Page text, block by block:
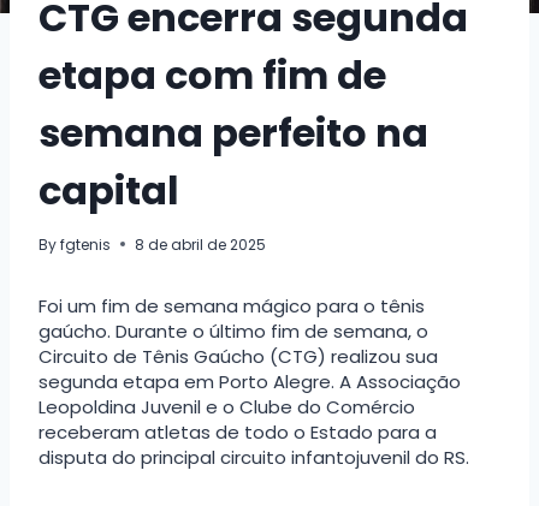
CTG encerra segunda
etapa com fim de
semana perfeito na
capital
Byfgtenis 8 de abril de 2025
Foi um fim de semana mágico para o tênis
gaúcho. Durante o último fim de semana, o
Circuito de Tênis Gaúcho (CTG) realizou sua
segunda etapa em Porto Alegre. A Associação
Leopoldina Juvenil e o Clube do Comércio
receberam atletas de todo o Estado para a
disputa do principal circuito infantojuvenil do RS.